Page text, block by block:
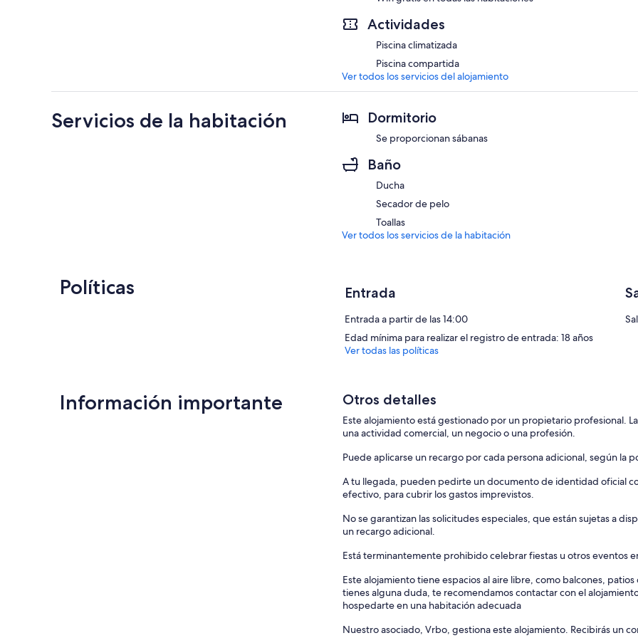
Actividades
Piscina climatizada
Piscina compartida
Ver todos los servicios del alojamiento
Servicios de la habitación Dormitorio
Se proporcionan sábanas
Baño
Ducha
Secador de pelo
Toallas
Ver todos los servicios de la habitación
Políticas Entrada
Entrada a partir de las 14:00
Edad mínima para realizar el registro de entrada: 18 años
Ver todas las políticas
Información importante Otros detalles
Este alojamiento está gestionado por un propietario profesional.
una actividad comercial, un negocio o una profesión.
Puede aplicarse un recargo por cada persona adicional, según la
A tu llegada, pueden pedirte un documento de identidad oficial
efectivo, para cubrir los gastos imprevistos.
No se garantizan las solicitudes especiales, que están sujetas a
un recargo adicional.
Está terminantemente prohibido celebrar fiestas u otros eventos
Este alojamiento tiene espacios al aire libre, como balcones,
tienes alguna duda, te recomendamos contactar con el
hospedarte en una habitación adecuada
Nuestro asociado, Vrbo, gestiona este alojamiento. Recibirás un